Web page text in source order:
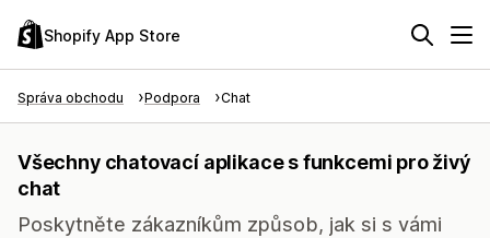
Shopify App Store
Správa obchodu Podpora Chat
Všechny chatovací aplikace s funkcemi pro živý
chat
Poskytněte zákazníkům způsob, jak si s vámi